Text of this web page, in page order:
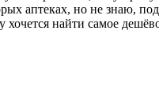
аптеках, но не знаю,
хочется найти самое